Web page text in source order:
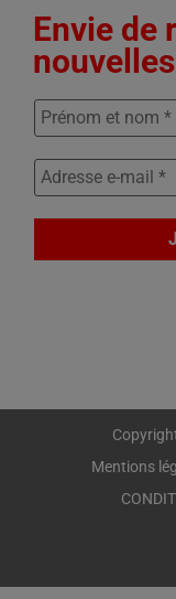
Envie de
Mentions